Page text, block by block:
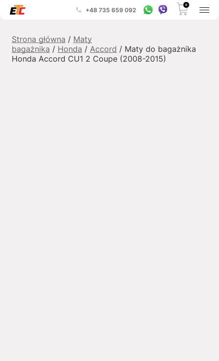
+48 735 659 092
0
Strona główna / Maty
bagażnika / Honda / Accord / Maty do bagażnika
Honda Accord CU1 2 Coupe (2008-2015)